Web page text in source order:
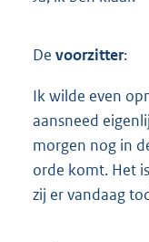
De voorzitter:
Ik wilde even
aansneed
morgen nog in
orde komt. Het
zij er vandaag